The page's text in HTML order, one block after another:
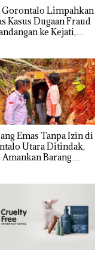
Gorontalo Limpahkan
Kasus Dugaan Fraud
ke Kejati,
Emas Tanpa Izin di
Utara Ditindak,
Barang